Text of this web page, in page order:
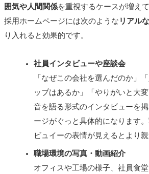
囲気や人間関係を重視するケースが増え
採用ホームページには次のような リアル
り入れると効果的です。
社員インタビューや座談会
「なぜこの会社を選んだのか」
ップはあるか」「やりがいと大
音を語る形式のインタビューを
ージがぐっと具体的になります
ビュイーの表情が見えるとより親
職場環境の写真・動画紹介
オフィスや工場の様子、社員食